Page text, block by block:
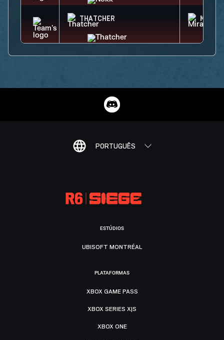
THATCHER MIRA
PORTUGUÊS
ESTÚDIOS
UBISOFT MONTRÉAL
PLATAFORMAS
XBOX GAME PASS
XBOX SERIES X|S
XBOX ONE